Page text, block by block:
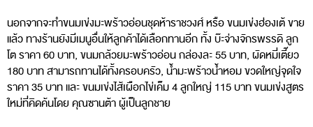
นอกจากจะทำขนมเข่งมะพร้าวอ่อนชุดห้าราชวงศ์ หรือ ขนมเข่งฮ่องเต้ ขาย
แล้ว ทางร้านยังมีเมนูอื่นให้ลูกค้าได้เลือกทานอีก ทั้ง บ๊ะจ่างจักรพรรดิ ลูก
โต ราคา 60 บาท, ขนมกล้วยมะพร้าวอ่อน กล่องละ 55 บาท, ผัดหมี่เตี๊ยว
180 บาท สามารถทานได้ทั้งครอบครัว, น้ำมะพร้าวน้ำหอม ขวดใหญ่จุดใจ
ราคา 35 บาท และ ขนมเข่งไส้เผือกไข่เค็ม 4 ลูกใหญ่ 115 บาท ขนมเข่งสูตร
ใหม่ที่คิดค้นโดย คุณซานต้า ผู้เป็นลูกชาย